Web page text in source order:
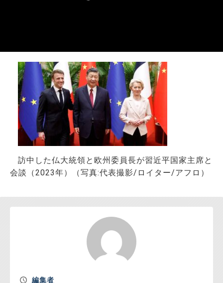
訪中した仏大統領と欧州委員長が習近平国家主席と
会談（2023年）（写真:代表撮影/ロイター/アフロ）
編集者